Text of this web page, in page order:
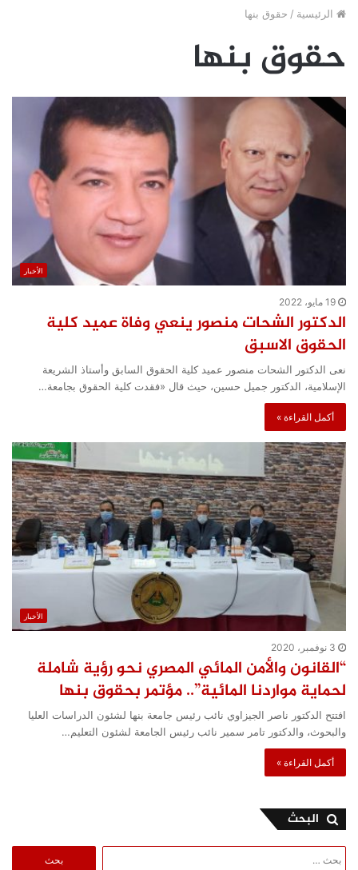
الرئيسية / حقوق بنها
حقوق بنها
الأخبار
19 مايو، 2022
الدكتور الشحات منصور ينعي وفاة عميد كلية
الحقوق الاسبق
نعى الدكتور الشحات منصور عميد كلية الحقوق السابق وأستاذ الشريعة
الإسلامية، الدكتور جميل حسين، حيث قال «فقدت كلية الحقوق بجامعة…
أكمل القراءة »
الأخبار
3 نوفمبر، 2020
“القانون والأمن المائي المصري نحو رؤية شاملة
لحماية مواردنا المائية”.. مؤتمر بحقوق بنها
افتتح الدكتور ناصر الجيزاوي نائب رئيس جامعة بنها لشئون الدراسات العليا
والبحوث، والدكتور تامر سمير نائب رئيس الجامعة لشئون التعليم…
أكمل القراءة »
البحث